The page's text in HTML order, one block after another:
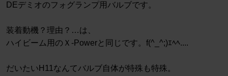
DEデミオのフォグランプ用バルブです。
装着動機？理由？…は、
ハイビーム用のＸ-Powerと同じです。f(^_^;)ｴﾍﾍ....
だいたいH11なんてバルブ自体が特殊も特殊。